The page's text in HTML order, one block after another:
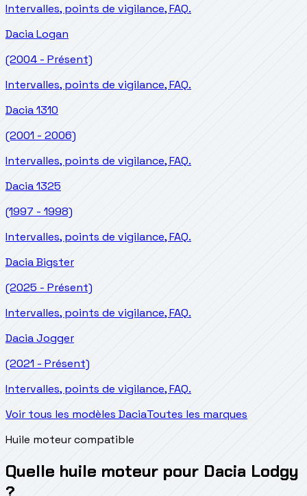
Intervalles, points de vigilance, FAQ.
DaciaLogan
(2004 - Présent)
Intervalles, points de vigilance, FAQ.
Dacia1310
(2001 - 2006)
Intervalles, points de vigilance, FAQ.
Dacia1325
(1997 - 1998)
Intervalles, points de vigilance, FAQ.
DaciaBigster
(2025 - Présent)
Intervalles, points de vigilance, FAQ.
DaciaJogger
(2021 - Présent)
Intervalles, points de vigilance, FAQ.
Voir tous les modèles DaciaToutes les marques
Huile moteur compatible
Quelle huile moteur pour Dacia Lodgy